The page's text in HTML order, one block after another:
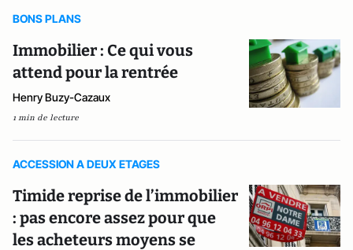
BONS PLANS
Immobilier : Ce qui vous
attend pour la rentrée
Henry Buzy-Cazaux
1 min de lecture
ACCESSION A DEUX ETAGES
Timide reprise de l’immobilier
: pas encore assez pour que
les acheteurs moyens se